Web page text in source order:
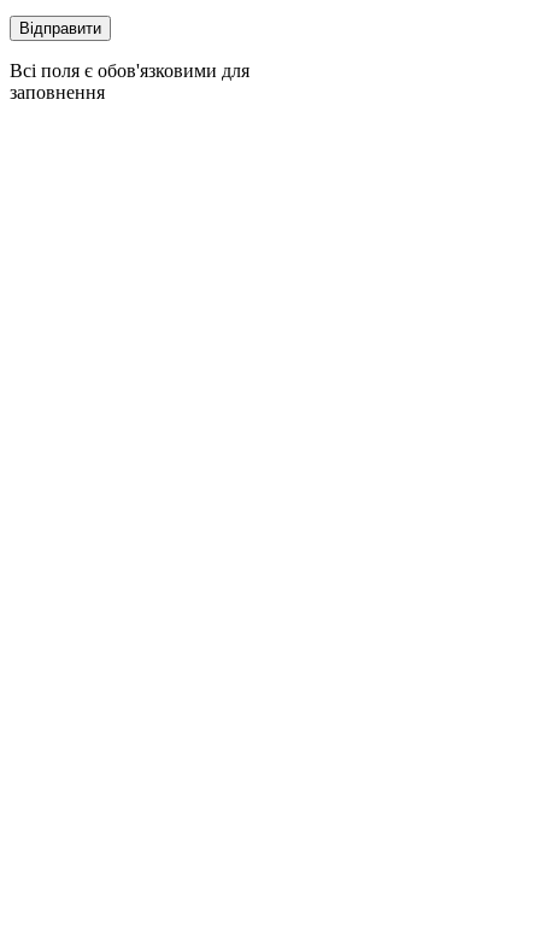
Всі поля є обов'язковими для
заповнення